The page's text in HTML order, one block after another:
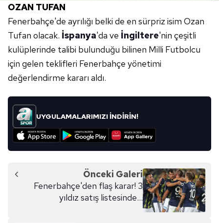
OZAN TUFAN
Fenerbahçe'de ayrılığı belki de en sürpriz isim Ozan
Tufan olacak. İspanya'da ve İngiltere'nin çeşitli
kulüplerinde talibi bulunduğu bilinen Milli Futbolcu
için gelen teklifleri Fenerbahçe yönetimi
değerlendirme kararı aldı.
UYGULAMALARIMIZI İNDİRİN!
Önceki Galeri
Fenerbahçe'den flaş karar! 3
yıldız satış listesinde...